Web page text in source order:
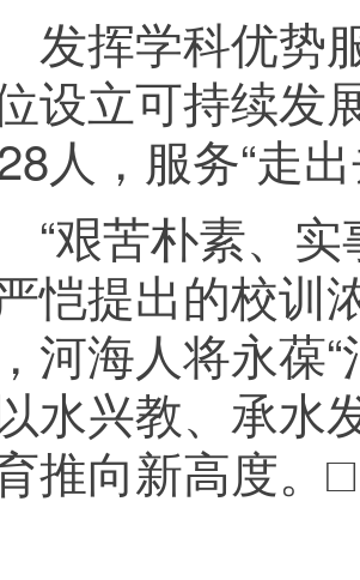
挥学科优势服
设立可持续发
人，服务“走
苦朴素、实
恺提出的校训
河海人将永葆
水兴教、承水
推向新高度。□